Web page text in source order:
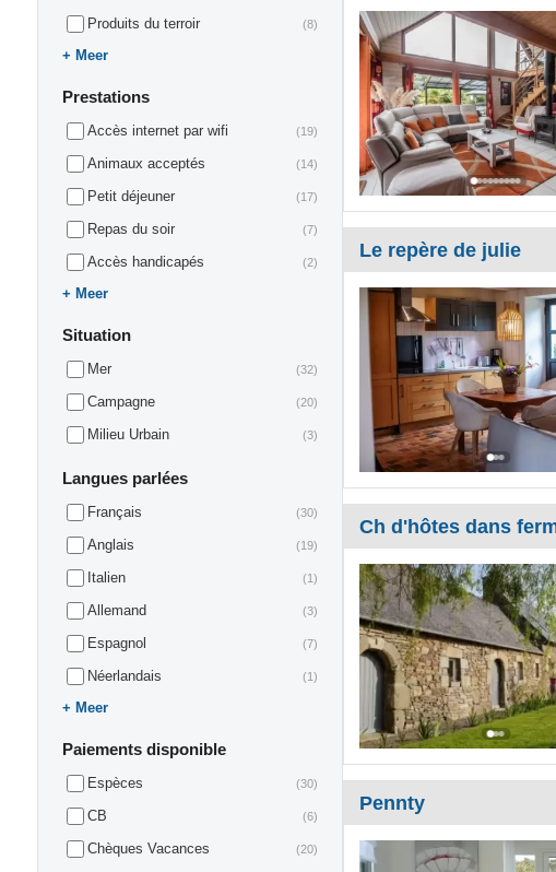
Produits du terroir (8)
Meer
Prestations
Accès internet par wifi (19)
Animaux acceptés (14)
Petit déjeuner (17)
Repas du soir (7)
Accès handicapés (2)
Meer
Situation
Mer (32)
Campagne (20)
Milieu Urbain (3)
Langues parlées
Français (30)
Anglais (19)
Italien (1)
Allemand (3)
Espagnol (7)
Néerlandais (1)
Meer
Paiements disponible
Espèces (30)
CB (6)
Chèques Vacances (20)
Le repère de julie
Ch d'hôtes dans
Pennty